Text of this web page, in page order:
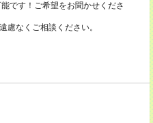
です！ご希望をお聞かせくださ
慮なくご相談ください。